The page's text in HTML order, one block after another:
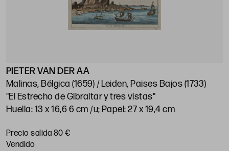
PIETER VAN DER AA
Malinas, Bélgica (1659) / Leiden, Paises Bajos (1733)
"El Estrecho de Gibraltar y tres vistas"
Huella: 13 x 16,6 6 cm /u; Papel: 27 x 19,4 cm
Precio salida 80 €
vendido